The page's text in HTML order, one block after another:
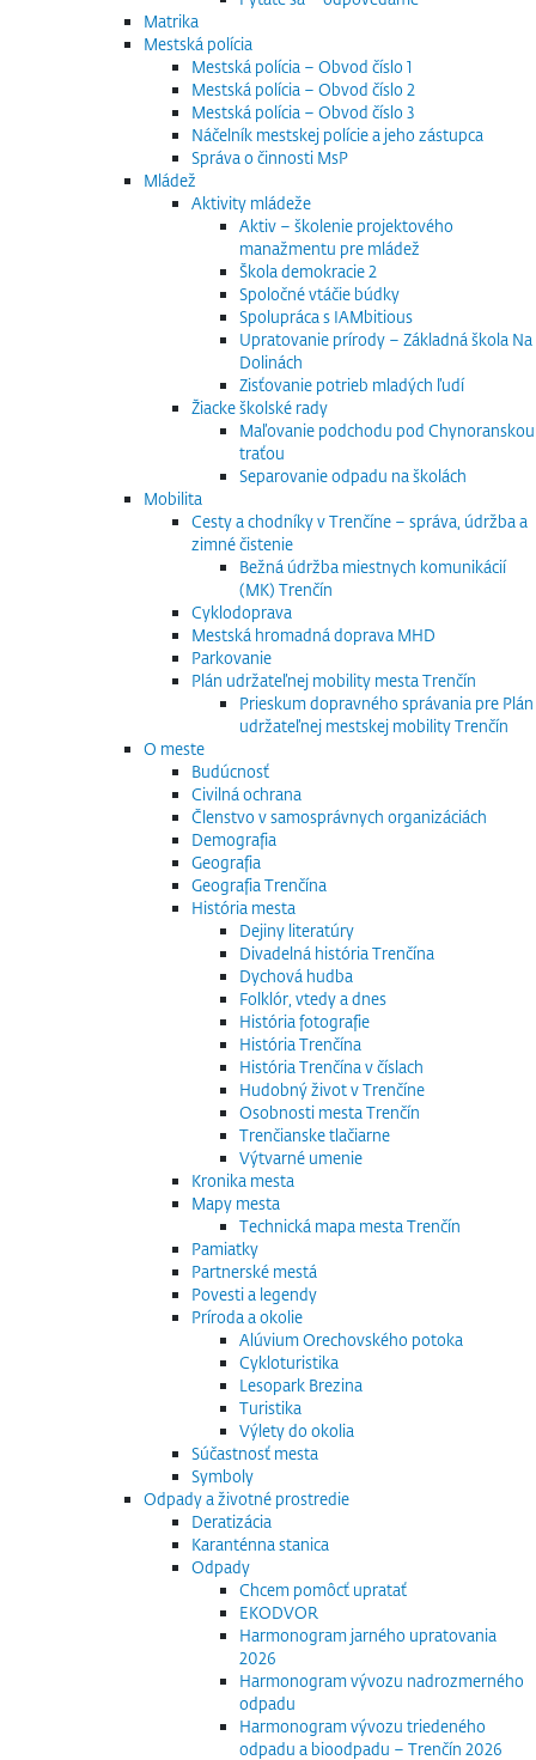
Matrika
Mestská polícia
Mestská polícia – Obvod číslo 1
Mestská polícia – Obvod číslo 2
Mestská polícia – Obvod číslo 3
Náčelník mestskej polície a jeho zástupca
Správa o činnosti MsP
Mládež
Aktivity mládeže
Aktiv – školenie projektového
manažmentu pre mládež
Škola demokracie 2
Spoločné vtáčie búdky
Spolupráca s IAMbitious
Upratovanie prírody – Základná škola Na
Dolinách
Zisťovanie potrieb mladých ľudí
Žiacke školské rady
Maľovanie podchodu pod Chynoranskou
traťou
Separovanie odpadu na školách
Mobilita
Cesty a chodníky v Trenčíne – správa, údržba a
zimné čistenie
Bežná údržba miestnych komunikácií
(MK) Trenčín
Cyklodoprava
Mestská hromadná doprava MHD
Parkovanie
Plán udržateľnej mobility mesta Trenčín
Prieskum dopravného správania pre Plán
udržateľnej mestskej mobility Trenčín
O meste
Budúcnosť
Civilná ochrana
Členstvo v samosprávnych organizáciách
Demografia
Geografia
Geografia Trenčína
História mesta
Dejiny literatúry
Divadelná história Trenčína
Dychová hudba
Folklór, vtedy a dnes
História fotografie
História Trenčína
História Trenčína v číslach
Hudobný život v Trenčíne
Osobnosti mesta Trenčín
Trenčianske tlačiarne
Výtvarné umenie
Kronika mesta
Mapy mesta
Technická mapa mesta Trenčín
Pamiatky
Partnerské mestá
Povesti a legendy
Príroda a okolie
Alúvium Orechovského potoka
Cykloturistika
Lesopark Brezina
Turistika
Výlety do okolia
Súčastnosť mesta
Symboly
Odpady a životné prostredie
Deratizácia
Karanténna stanica
Odpady
Chcem pomôcť upratať
EKODVOR
Harmonogram jarného upratovania
2026
Harmonogram vývozu nadrozmerného
odpadu
Harmonogram vývozu triedeného
odpadu a bioodpadu – Trenčín 2026